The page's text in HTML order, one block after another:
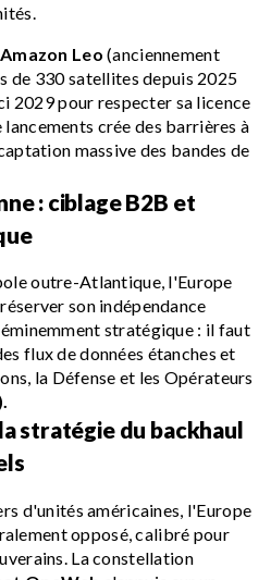
Amazon Leo (anciennement
de 330 satellites depuis 2025
2029 pour respecter sa licence
lancements crée des barrières à
massive des bandes de
: ciblage B2B et
outre-Atlantique, l'Europe
son indépendance
stratégique : il faut
flux de données étanches et
la Défense et les Opérateurs
stratégie du backhaul
d'unités américaines, l'Europe
opposé, calibré pour
La constellation